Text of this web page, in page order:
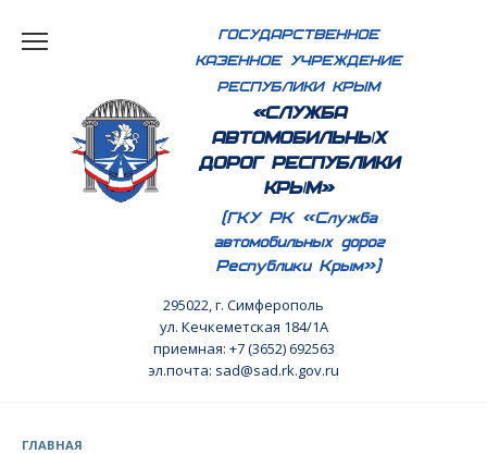
ГОСУДАРСТВЕННОЕ
КАЗЕННОЕ УЧРЕЖДЕНИЕ
РЕСПУБЛИКИ КРЫМ
«СЛУЖБА
АВТОМОБИЛЬНЫХ
ДОРОГ РЕСПУБЛИКИ
КРЫМ»
(ГКУ РК «Служба
автомобильных дорог
Республики Крым»)
295022, г. Симферополь
ул. Кечкеметская 184/1А
приемная: +7 (3652) 692563
эл.почта: sad@sad.rk.gov.ru
ГЛАВНАЯ